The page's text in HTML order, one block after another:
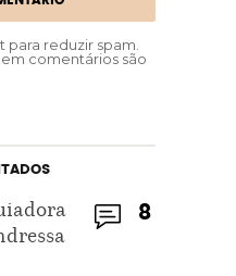
para reduzir spam.
comentários são
8